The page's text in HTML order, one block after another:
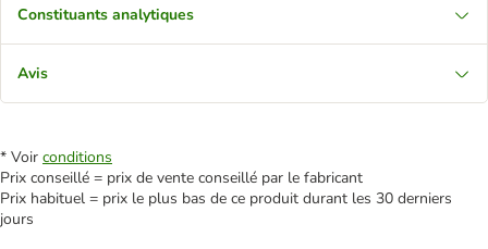
Constituants analytiques
Avis
* Voir conditions
Prix conseillé = prix de vente conseillé par le fabricant
Prix habituel = prix le plus bas de ce produit durant les 30 derniers
jours